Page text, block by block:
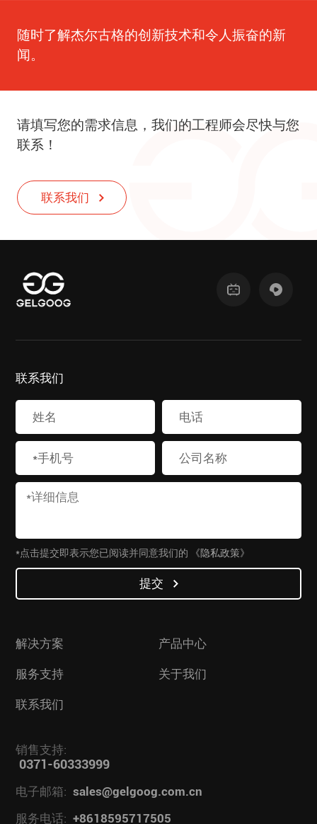
随时了解杰尔古格的创新技术和令人振奋的新
闻。
请填写您的需求信息，我们的工程师会尽快与您
联系！
联系我们
联系我们
*点击提交即表示您已阅读并同意我们的 《隐私政策》
提交
解决方案 产品中心
服务支持 关于我们
联系我们
销售支持:
0371-60333999
电子邮箱: sales@gelgoog.com.cn
服务电话: +8618595717505